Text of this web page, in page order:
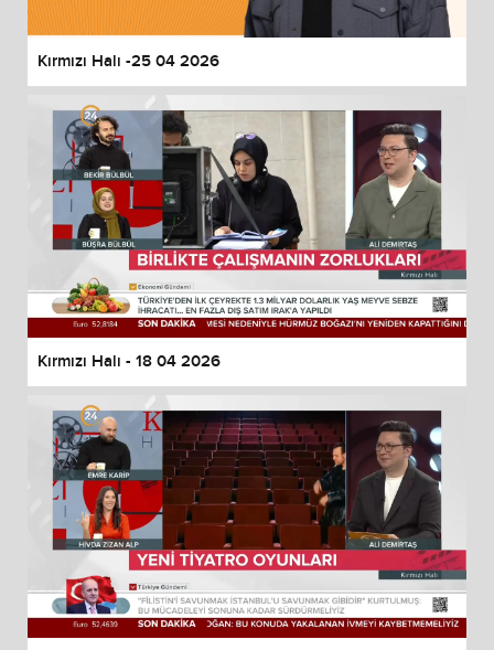
Kırmızı Halı -25 04 2026
Kırmızı Halı - 18 04 2026